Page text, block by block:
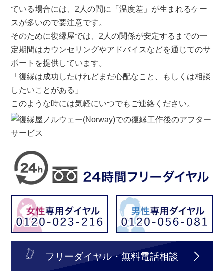
ている場合には、2人の間に「温度差」が生まれるケー
スが多いので要注意です。
そのために復縁屋では、2人の関係が安定するまでの一
定期間はカウンセリングやアドバイスなどを通じてのサ
ポートを提供しています。
「復縁は成功したけれどまだ心配なこと、もしくは相談
したいことがある」
このような時には気軽にいつでもご連絡ください。
フリーダイヤル・無料電話相談